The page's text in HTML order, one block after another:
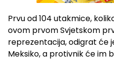
Prvu od 104 utakmice,
ovom prvom Svjetskom
reprezentacija, odigrat će
Meksiko, a protivnik će im